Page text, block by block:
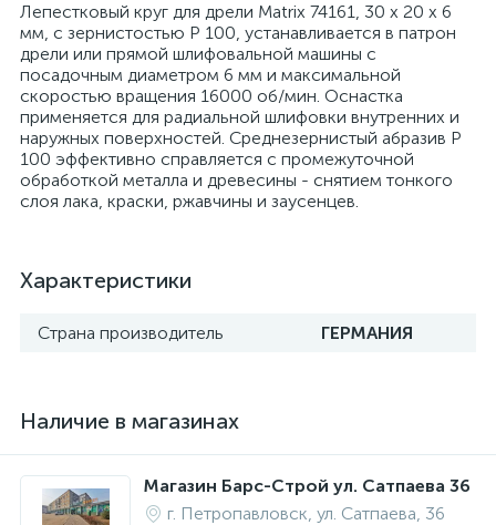
Лепестковый круг для дрели Matrix 74161, 30 х 20 х 6
мм, с зернистостью P 100, устанавливается в патрон
дрели или прямой шлифовальной машины с
посадочным диаметром 6 мм и максимальной
скоростью вращения 16000 об/мин. Оснастка
применяется для радиальной шлифовки внутренних и
наружных поверхностей. Среднезернистый абразив P
100 эффективно справляется с промежуточной
обработкой металла и древесины - снятием тонкого
слоя лака, краски, ржавчины и заусенцев.
Характеристики
Страна производитель ГЕРМАНИЯ
Наличие в магазинах
Магазин Барс-Строй ул. Сатпаева 36
г. Петропавловск, ул. Сатпаева, 36